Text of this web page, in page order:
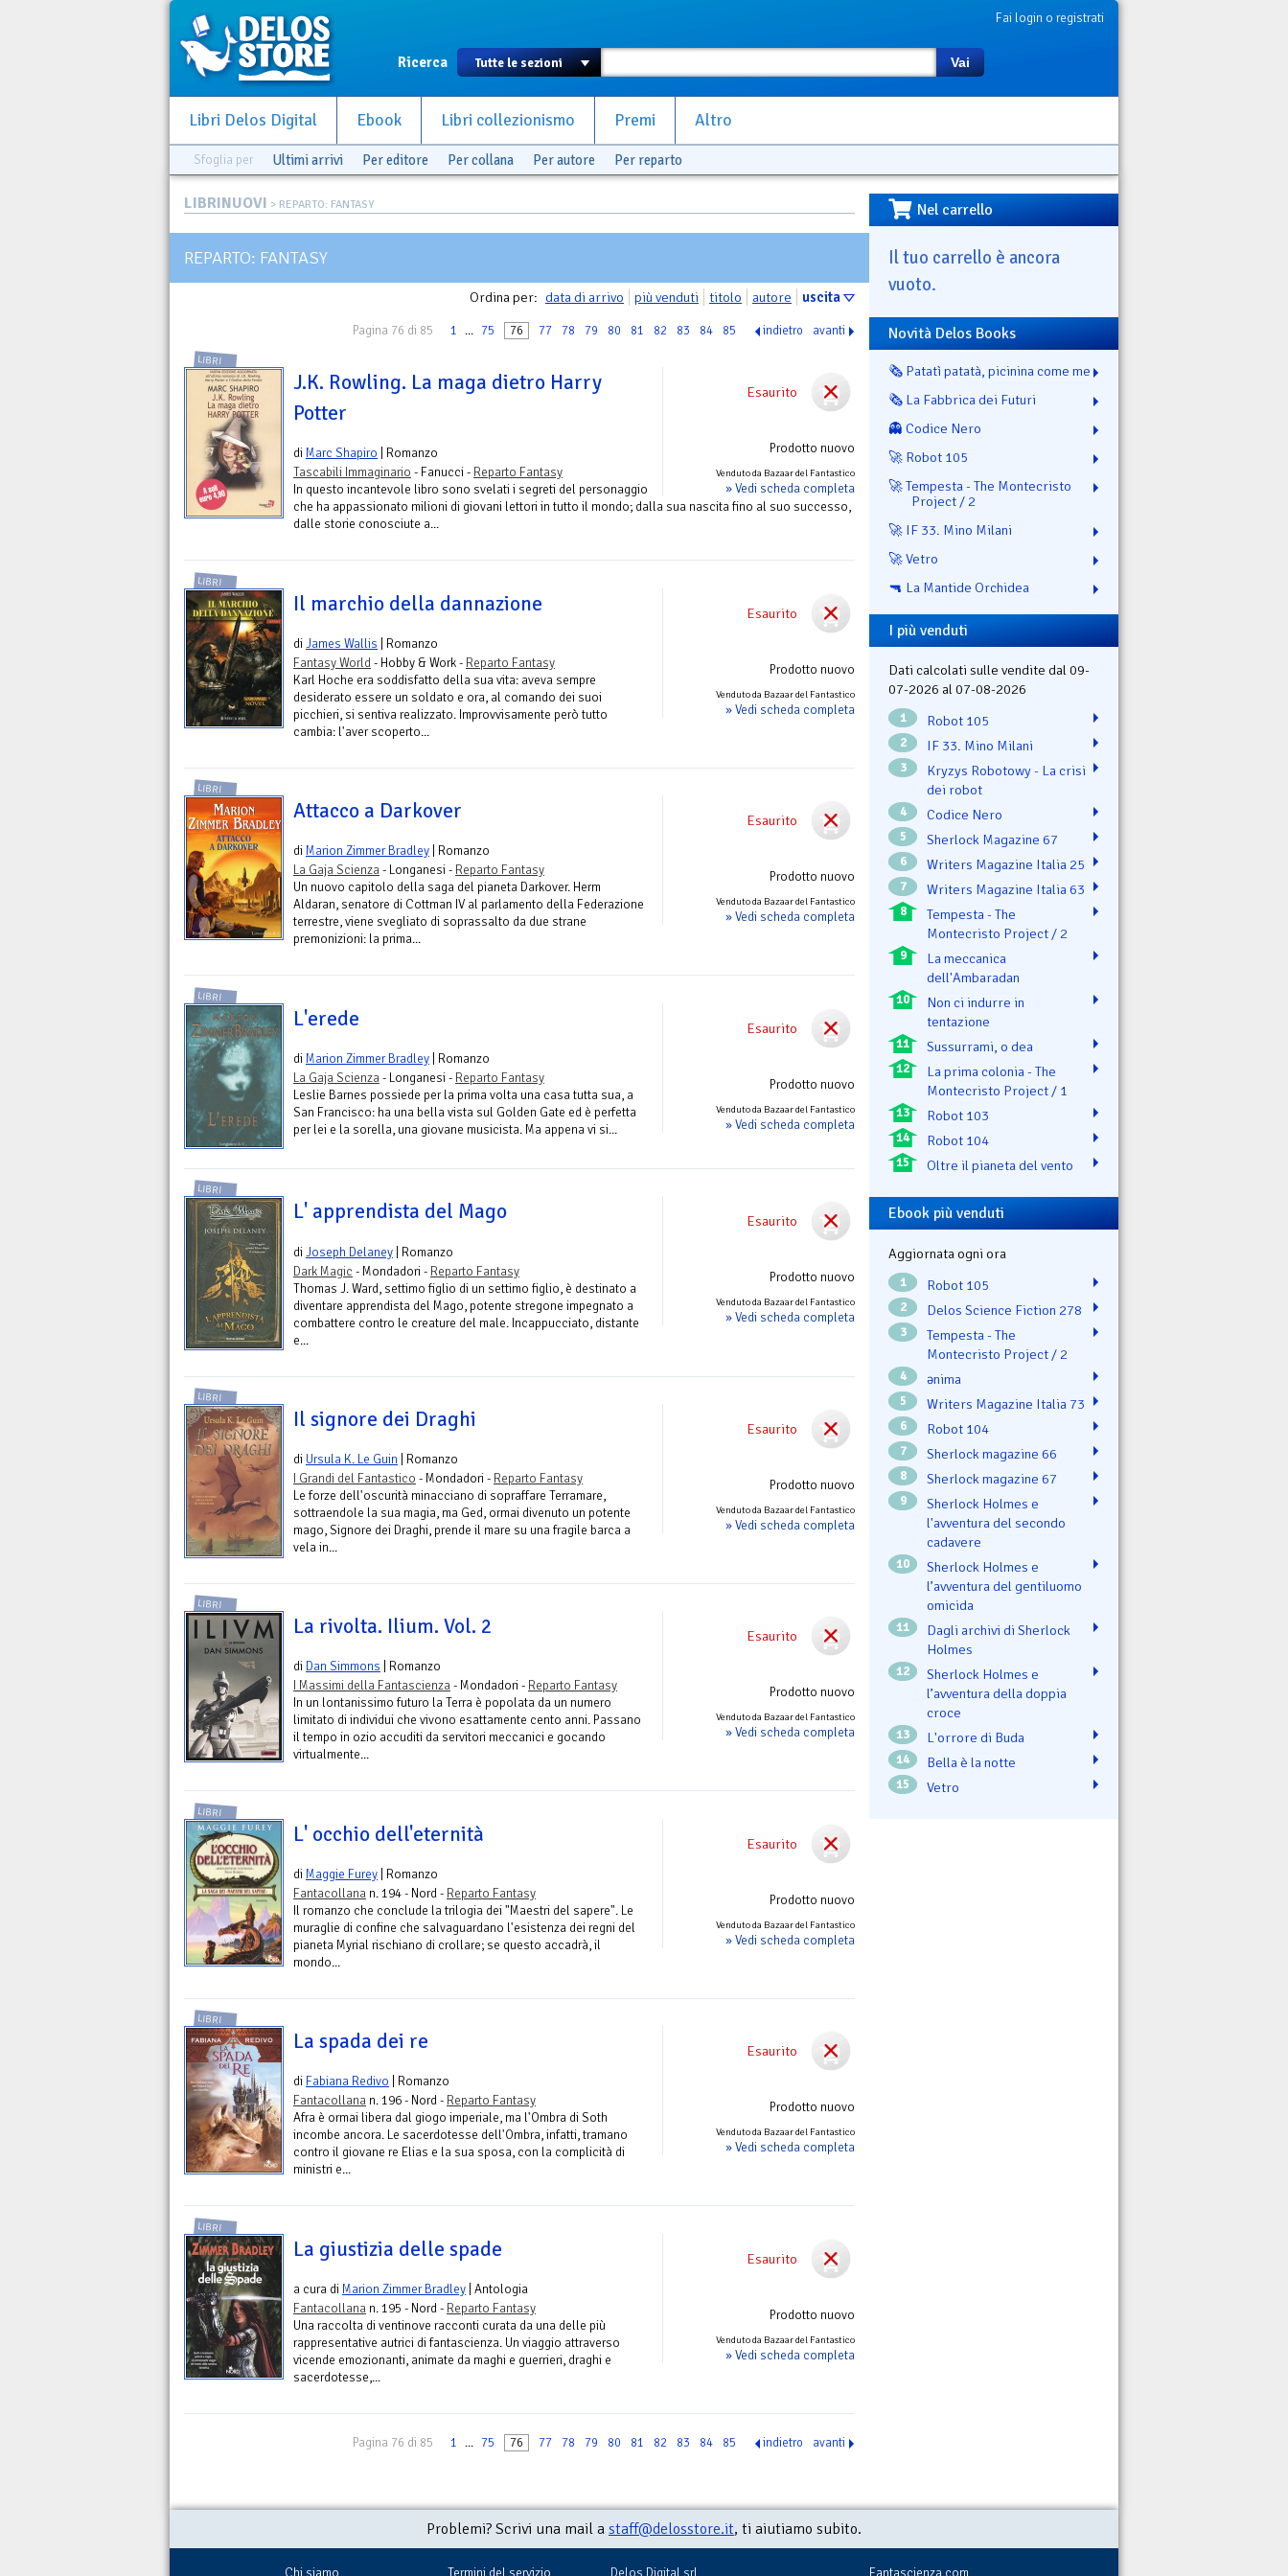
Fai login o registrati
Ricerca Vai
Libri Delos Digital Ebook Libri collezionismo Premi Altro
Sfoglia per Ultimi arrivi Per editore Per collana Per autore Per reparto
LIBRINUOVI > REPARTO: FANTASY
REPARTO: FANTASY
Ordina per: data di arrivo più venduti titolo autore uscita
Pagina 76 di 85 1 ... 75 76 77 78 79 80 81 82 83 84 85 indietro avanti
Esaurito
Prodotto nuovo
Venduto da Bazaar del Fantastico
» Vedi scheda completa
LIBRI
J.K. Rowling. La maga dietro Harry
Potter
di Marc Shapiro | Romanzo
Tascabili Immaginario - Fanucci - Reparto Fantasy
In questo incantevole libro sono svelati i segreti del personaggio
che ha appassionato milioni di giovani lettori in tutto il mondo; dalla sua nascita fino al suo successo,
dalle storie conosciute a...
Esaurito
Prodotto nuovo
Venduto da Bazaar del Fantastico
» Vedi scheda completa
LIBRI
Il marchio della dannazione
diJames Wallis | Romanzo
Fantasy World- Hobby & Work - Reparto Fantasy
Karl Hoche era soddisfatto della sua vita: aveva sempre
desiderato essere un soldato e ora, al comando dei suoi
picchieri, si sentiva realizzato. Improvvisamente però tutto
cambia: l'aver scoperto...
Esaurito
Prodotto nuovo
Venduto da Bazaar del Fantastico
» Vedi scheda completa
LIBRI
Attacco a Darkover
di Marion Zimmer Bradley | Romanzo
La Gaja Scienza- Longanesi - Reparto Fantasy
Un nuovo capitolo della saga del pianeta Darkover. Herm
Aldaran, senatore di Cottman IV al parlamento della Federazione
terrestre, viene svegliato di soprassalto da due strane
premonizioni: la prima...
Esaurito
Prodotto nuovo
Venduto da Bazaar del Fantastico
» Vedi scheda completa
LIBRI
L'erede
di Marion Zimmer Bradley | Romanzo
La Gaja Scienza- Longanesi - Reparto Fantasy
Leslie Barnes possiede per la prima volta una casa tutta sua, a
San Francisco: ha una bella vista sul Golden Gate ed è perfetta
per lei e la sorella, una giovane musicista. Ma appena vi si...
Esaurito
Prodotto nuovo
Venduto da Bazaar del Fantastico
» Vedi scheda completa
LIBRI
L' apprendista del Mago
diJoseph Delaney | Romanzo
Dark Magic - Mondadori - Reparto Fantasy
Thomas J. Ward, settimo figlio di un settimo figlio, è destinato a
diventare apprendista del Mago, potente stregone impegnato a
combattere contro le creature del male. Incappucciato, distante
e...
Esaurito
Prodotto nuovo
Venduto da Bazaar del Fantastico
» Vedi scheda completa
LIBRI
Il signore dei Draghi
di Ursula K. Le Guin | Romanzo
I Grandi del Fantastico - Mondadori - Reparto Fantasy
Le forze dell'oscurità minacciano di sopraffare Terramare,
sottraendole la sua magia, ma Ged, ormai divenuto un potente
mago, Signore dei Draghi, prende il mare su una fragile barca a
vela in...
Esaurito
Prodotto nuovo
Venduto da Bazaar del Fantastico
» Vedi scheda completa
LIBRI
La rivolta. Ilium. Vol. 2
di Dan Simmons | Romanzo
I Massimi della Fantascienza- Mondadori - Reparto Fantasy
In un lontanissimo futuro la Terra è popolata da un numero
limitato di individui che vivono esattamente cento anni. Passano
il tempo in ozio accuditi da servitori meccanici e gocando
virtualmente...
Esaurito
Prodotto nuovo
Venduto da Bazaar del Fantastico
» Vedi scheda completa
LIBRI
L' occhio dell'eternità
di Maggie Furey | Romanzo
Fantacollana n. 194 - Nord - Reparto Fantasy
Il romanzo che conclude la trilogia dei "Maestri del sapere". Le
muraglie di confine che salvaguardano l'esistenza dei regni del
pianeta Myrial rischiano di crollare; se questo accadrà, il
mondo...
Esaurito
Prodotto nuovo
Venduto da Bazaar del Fantastico
» Vedi scheda completa
LIBRI
La spada dei re
di Fabiana Redivo | Romanzo
Fantacollana n. 196 - Nord - Reparto Fantasy
Afra è ormai libera dal giogo imperiale, ma l'Ombra di Soth
incombe ancora. Le sacerdotesse dell'Ombra, infatti, tramano
contro il giovane re Elias e la sua sposa, con la complicità di
ministri e...
Esaurito
Prodotto nuovo
Venduto da Bazaar del Fantastico
» Vedi scheda completa
LIBRI
La giustizia delle spade
a cura di Marion Zimmer Bradley | Antologia
Fantacollana n. 195 - Nord - Reparto Fantasy
Una raccolta di ventinove racconti curata da una delle più
rappresentative autrici di fantascienza. Un viaggio attraverso
vicende emozionanti, animate da maghi e guerrieri, draghi e
sacerdotesse,...
Pagina 76 di 85 1 ... 75 76 77 78 79 80 81 82 83 84 85 indietro avanti
Nel carrello
Il tuo carrello è ancora
vuoto.
Novità Delos Books
🗞️ Patatì patatà, picinina come me
🗞️ La Fabbrica dei Futuri
👻 Codice Nero
🚀 Robot 105
🚀 Tempesta - The Montecristo
Project / 2
🚀 IF 33. Mino Milani
🚀 Vetro
🔫 La Mantide Orchidea
I più venduti
Dati calcolati sulle vendite dal 09-
07-2026 al 07-08-2026
1 Robot 105
2 IF 33. Mino Milani
3
Kryzys Robotowy - La crisi
dei robot
4 Codice Nero
5 Sherlock Magazine 67
6 Writers Magazine Italia 25
7 Writers Magazine Italia 63
8
Tempesta - The
Montecristo Project / 2
9
La meccanica
dell'Ambaradan
10
Non ci indurre in
tentazione
11 Sussurrami, o dea
12
La prima colonia - The
Montecristo Project / 1
13 Robot 103
14 Robot 104
15 Oltre il pianeta del vento
Ebook più venduti
Aggiornata ogni ora
1 Robot 105
2 Delos Science Fiction 278
3
Tempesta - The
Montecristo Project / 2
4 ənima
5 Writers Magazine Italia 73
6 Robot 104
7 Sherlock magazine 66
8 Sherlock magazine 67
9
Sherlock Holmes e
l'avventura del secondo
cadavere
10
Sherlock Holmes e
l’avventura del gentiluomo
omicida
11
Dagli archivi di Sherlock
Holmes
12
Sherlock Holmes e
l’avventura della doppia
croce
13 L'orrore di Buda
14 Bella è la notte
15 Vetro
Problemi? Scrivi una mail a staff@delosstore.it, ti aiutiamo subito.
Chi siamo Termini del servizio Delos Digital srl Fantascienza.com